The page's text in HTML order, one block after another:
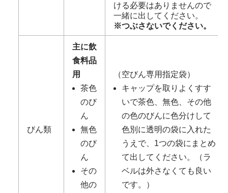
ける必要はありませんので
一緒に出してください。
※つぶさないでください。
びん類
主に飲
食料品
用
茶色
のび
ん
無色
のび
ん
その
他の
（空びん専用指定袋）
キャップを取りよくすす
いで茶色、無色、その他
の色のびんに色分けして
色別に透明の袋に入れた
うえで、1つの袋にまとめ
て出してください。（ラ
ベルは外さなくても良い
です。）